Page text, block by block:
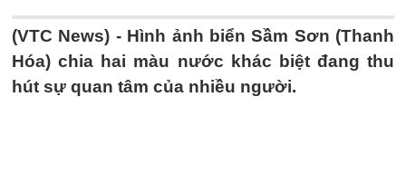
(VTC News) - Hình ảnh biển Sầm Sơn (Thanh
Hóa) chia hai màu nước khác biệt đang thu
hút sự quan tâm của nhiều người.